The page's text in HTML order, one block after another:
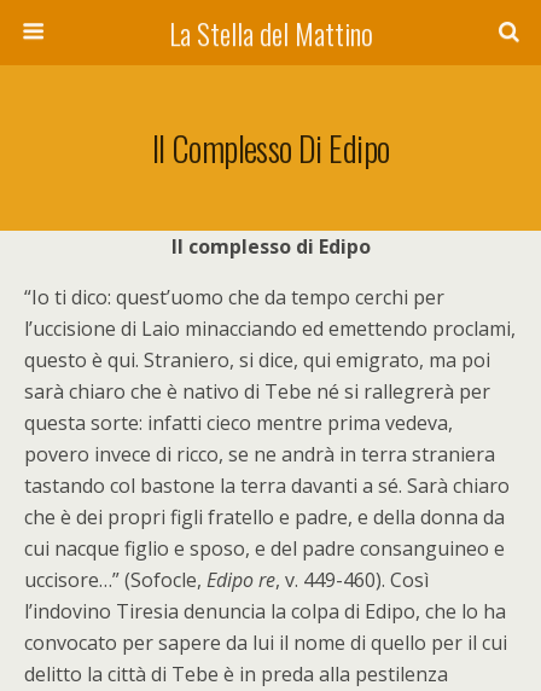
La Stella del Mattino
Il Complesso Di Edipo
Il complesso di Edipo
“Io ti dico: quest’uomo che da tempo cerchi per
l’uccisione di Laio minacciando ed emettendo proclami,
questo è qui. Straniero, si dice, qui emigrato, ma poi
sarà chiaro che è nativo di Tebe né si rallegrerà per
questa sorte: infatti cieco mentre prima vedeva,
povero invece di ricco, se ne andrà in terra straniera
tastando col bastone la terra davanti a sé. Sarà chiaro
che è dei propri figli fratello e padre, e della donna da
cui nacque figlio e sposo, e del padre consanguineo e
uccisore…” (Sofocle, Edipo re, v. 449-460). Così
l’indovino Tiresia denuncia la colpa di Edipo, che lo ha
convocato per sapere da lui il nome di quello per il cui
delitto la città di Tebe è in preda alla pestilenza